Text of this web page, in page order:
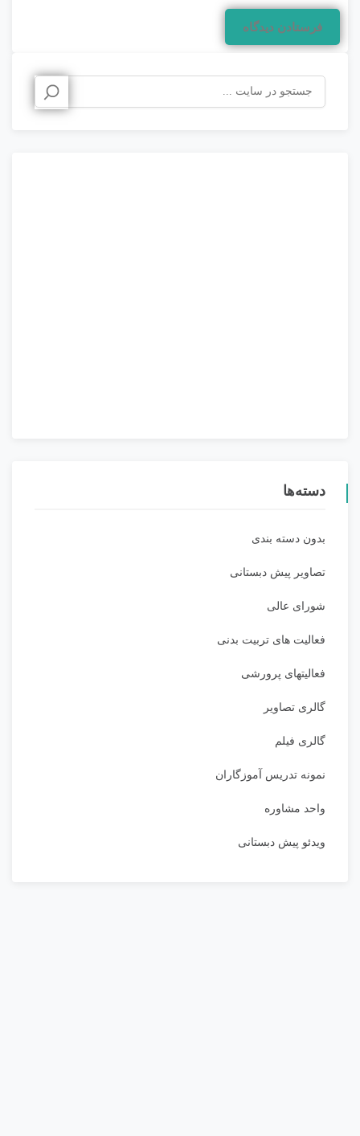
برای:
دسته‌ها
بدون دسته بندی
تصاویر پیش دبستانی
شورای عالی
فعالیت های تربیت بدنی
فعالیتهای پرورشی
گالری تصاویر
گالری فیلم
نمونه تدریس آموزگاران
واحد مشاوره
ویدئو پیش دبستانی